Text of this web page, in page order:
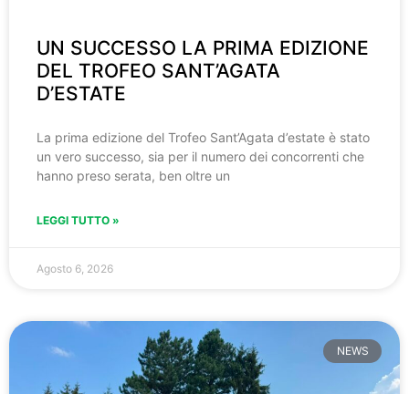
UN SUCCESSO LA PRIMA EDIZIONE
DEL TROFEO SANT’AGATA
D’ESTATE
La prima edizione del Trofeo Sant’Agata d’estate è stato
un vero successo, sia per il numero dei concorrenti che
hanno preso serata, ben oltre un
LEGGI TUTTO »
Agosto 6, 2026
NEWS